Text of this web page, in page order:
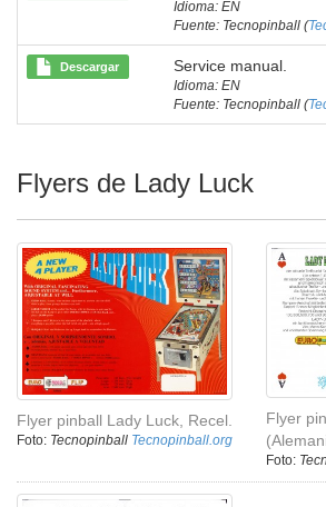
Idioma: EN
Fuente: Tecnopinball (
Descargar Service manual.
Idioma: EN
Fuente: Tecnopinball (
Flyers de Lady Luck
Flyer pinball Lady Luck, Recel.
Foto: Tecnopinball Tecnopinball.org
Flyer
Foto: